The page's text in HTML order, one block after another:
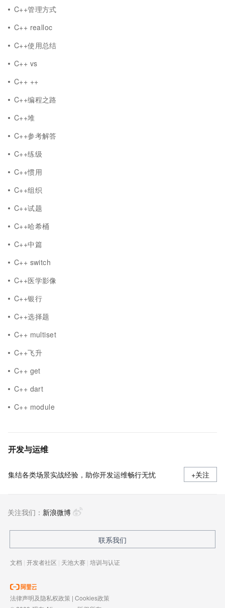
C++管理方式
C++ realloc
C++使用总结
C++ vs
C++ ++
C++编程之路
C++堆
C++参考解答
C++练级
C++惯用
C++组织
C++试题
C++哈希桶
C++中篇
C++ switch
C++医学影像
C++银行
C++选择题
C++ multiset
C++飞升
C++ get
C++ dart
C++ module
开发与运维
集结各类场景实战经验，助你开发运维畅行无忧 +关注
关注我们： 新浪微博
联系我们
文档 | 开发者社区 | 天池大赛 | 培训与认证
法律声明及隐私权政策 | Cookies政策